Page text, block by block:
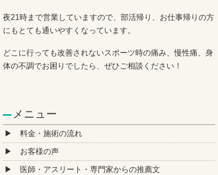
夜21時まで営業していますので、部活帰り、お仕事帰りの方
にもとても通いやすくなっています。
どこに行っても改善されないスポーツ時の痛み、慢性痛、身
体の不調でお困りでしたら、ぜひご相談ください！
メニュー
料金・施術の流れ
お客様の声
医師・アスリート・専門家からの推薦文